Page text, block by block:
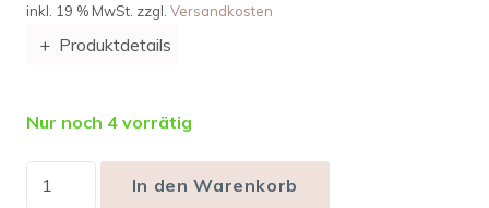
inkl. 19 % MwSt. zzgl. Versandkosten
Produktdetails
Nur noch 4 vorrätig
In den Warenkorb